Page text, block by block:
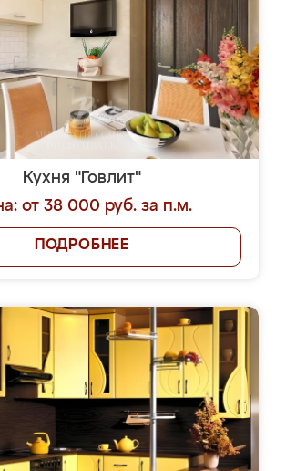
Кухня "Говлит"
от 38 000 руб. за п.м.
ПОДРОБНЕЕ